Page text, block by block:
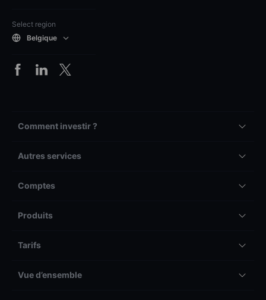
Select region
Belgique
Comment investir ?
Autres services
Comptes
Produits
Tarifs
Vue d’ensemble